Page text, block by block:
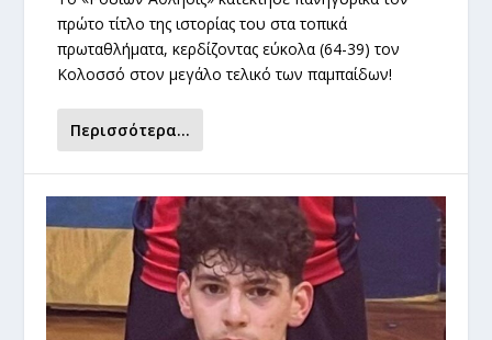
πρώτο τίτλο της ιστορίας του στα τοπικά
πρωταθλήματα, κερδίζοντας εύκολα (64-39) τον
Κολοσσό στον μεγάλο τελικό των παμπαίδων!
Περισσότερα...